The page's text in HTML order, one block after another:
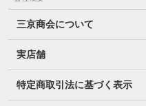
三京商会について
実店舗
特定商取引法に基づく表示